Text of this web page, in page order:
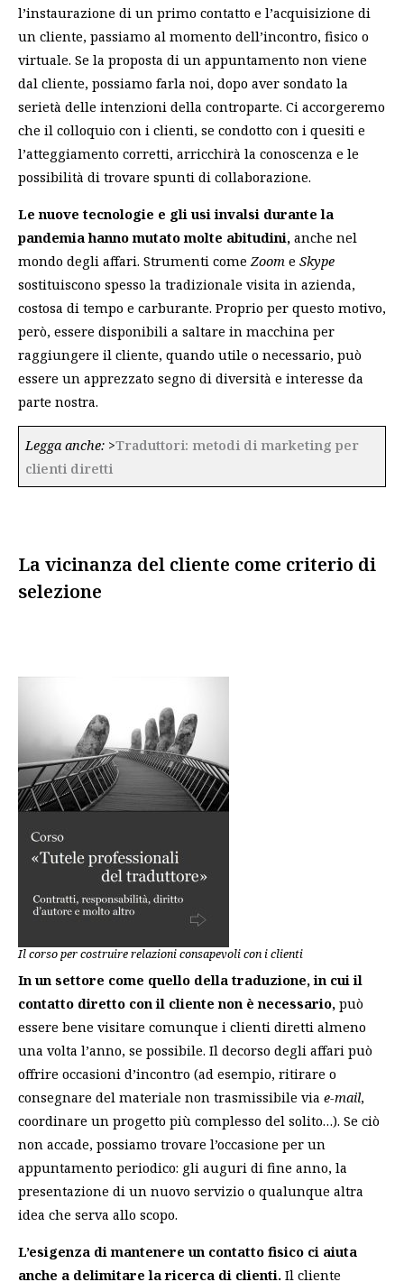
l’instaurazione di un primo contatto e l’acquisizione di
un cliente, passiamo al momento dell’incontro, fisico o
virtuale. Se la proposta di un appuntamento non viene
dal cliente, possiamo farla noi, dopo aver sondato la
serietà delle intenzioni della controparte. Ci accorgeremo
che il colloquio con i clienti, se condotto con i quesiti e
l’atteggiamento corretti, arricchirà la conoscenza e le
possibilità di trovare spunti di collaborazione.
Le nuove tecnologie e gli usi invalsi durante la
pandemia hanno mutato molte abitudini, anche nel
mondo degli affari. Strumenti come Zoom e Skype
sostituiscono spesso la tradizionale visita in azienda,
costosa di tempo e carburante. Proprio per questo motivo,
però, essere disponibili a saltare in macchina per
raggiungere il cliente, quando utile o necessario, può
essere un apprezzato segno di diversità e interesse da
parte nostra.
Legga anche: >Traduttori: metodi di marketing per
clienti diretti
La vicinanza del cliente come criterio di
selezione
Il corso per costruire relazioni consapevoli con i clienti
In un settore come quello della traduzione, in cui il
contatto diretto con il cliente non è necessario, può
essere bene visitare comunque i clienti diretti almeno
una volta l’anno, se possibile. Il decorso degli affari può
offrire occasioni d’incontro (ad esempio, ritirare o
consegnare del materiale non trasmissibile via e-mail,
coordinare un progetto più complesso del solito…). Se ciò
non accade, possiamo trovare l’occasione per un
appuntamento periodico: gli auguri di fine anno, la
presentazione di un nuovo servizio o qualunque altra
idea che serva allo scopo.
L’esigenza di mantenere un contatto fisico ci aiuta
anche a delimitare la ricerca di clienti. Il cliente